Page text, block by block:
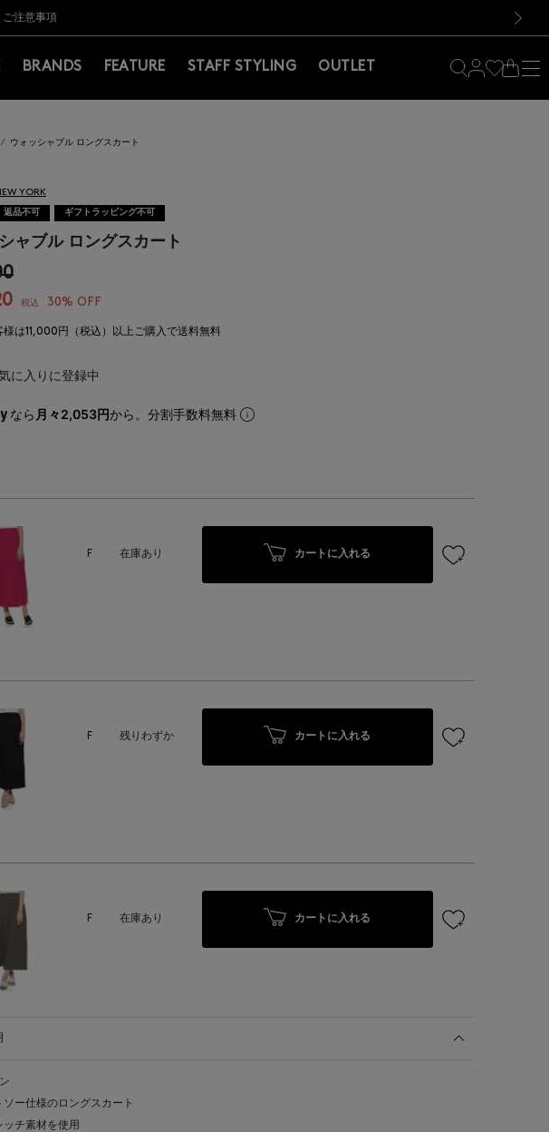
お買上げで常時送料無料！お買い物の際は会員登録を！
らせ】（2026.8.5）
お届けについて
ご注意事項
お買上げで常時送料無料！お買い物の際は会員登録を！
らせ】（2026.8.5）
BRANDS FEATURE STAFF STYLING OUTLET
ウォッシャブル ロングスカート
YORK
返品不可 ギフトラッピング不可
ャブル ロングスカート
税込 30% OFF
様は11,000円（税込）以上ご購入で送料無料
に入りに登録中
なら 月々2,053円から。分割手数料無料
F 在庫あり カートに入れる
F 残りわずか カートに入れる
F 在庫あり カートに入れる
ソー仕様のロングスカート
ッチ素材を使用